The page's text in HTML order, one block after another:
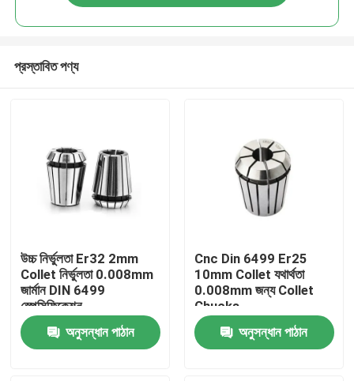
প্রস্তাবিত পণ্য
উচ্চ নির্ভুলতা Er32 2mm
Collet নির্ভুলতা 0.008mm
জার্মান DIN 6499
স্পেসিফিকেশন
অনুসন্ধান পাঠান
Cnc Din 6499 Er25
10mm Collet যথার্থতা
0.008mm জন্য Collet
Chucks
অনুসন্ধান পাঠান